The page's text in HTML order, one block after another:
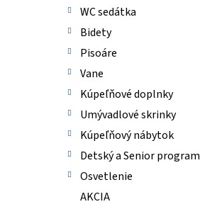
WC sedátka
Bidety
Pisoáre
Vane
Kúpeľňové doplnky
Umývadlové skrinky
Kúpeľňový nábytok
Detský a Senior program
Osvetlenie
AKCIA